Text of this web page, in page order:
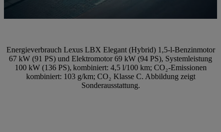
Energieverbrauch Lexus LBX Elegant (Hybrid) 1,5-l-Benzinmotor
67 kW (91 PS) und Elektromotor 69 kW (94 PS), Systemleistung
100 kW (136 PS), kombiniert: 4,5 l/100 km; CO₂-Emissionen
kombiniert: 103 g/km; CO₂ Klasse C. Abbildung zeigt
Sonderausstattung.